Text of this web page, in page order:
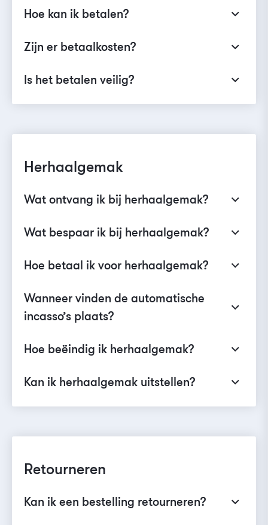
Hoe kan ik betalen?
Zijn er betaalkosten?
Is het betalen veilig?
Herhaalgemak
Wat ontvang ik bij herhaalgemak?
Wat bespaar ik bij herhaalgemak?
Hoe betaal ik voor herhaalgemak?
Wanneer vinden de automatische
incasso’s plaats?
Hoe beëindig ik herhaalgemak?
Kan ik herhaalgemak uitstellen?
Retourneren
Kan ik een bestelling retourneren?